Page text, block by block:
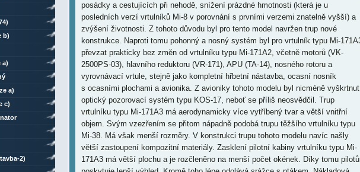
posádky a cestujících při nehodě, snížení prázdné hmotnosti (která je u
posledních verzí vrtulníků Mi-8 v porovnání s prvními verzemi znatelně vyšší) a
zvýšení životnosti. Z tohoto důvodu byl pro tento model navržen trup nové
konstrukce. Naproti tomu pohonný a nosný systém byl pro vrtulník typu Mi-
převzat prakticky bez změn od vrtulníku typu Mi-171A2, včetně motorů (VK-
2500PS-03), hlavního reduktoru (VR-171), APU (TA-14), nosného rotoru a
vyrovnávací vrtule, stejně jako kompletní hřbetní nástavba, ocasní nosník
s ocasními plochami a avionika. Z avioniky tohoto modelu byl nicméně vyškrtnut
optický pozorovací systém typu KOS-17, neboť se příliš neosvědčil. Trup
vrtulníku typu Mi-171A3 má aerodynamicky více vytříbený tvar a větší vnitřní
objem. Svým vzezřením se přitom nápadně podobá trupu těžšího vrtulníku typu
Mi-38. Má však menší rozměry. V konstrukci trupu tohoto modelu navíc našly
větší zastoupení kompozitní materiály. Zasklení pilotní kabiny vrtulníku typu Mi-
171A3 má větší plochu a je rozčleněno na menší počet okének. Díky tomu
b)
a)
a)
c)
2)